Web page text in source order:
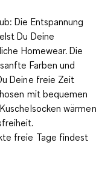
Die Entspannung
Du Deine
Homewear. Die
Farben und
Deine freie Zeit
mit bequemen
wärmen
freie Tage findest